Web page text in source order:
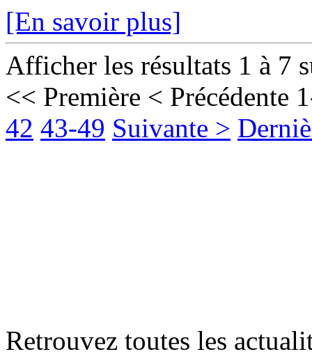
[En savoir plus]
Afficher les résultats 1 à 7
<< Première < Précédente
42 43-49 Suivante >
Retrouvez toutes les